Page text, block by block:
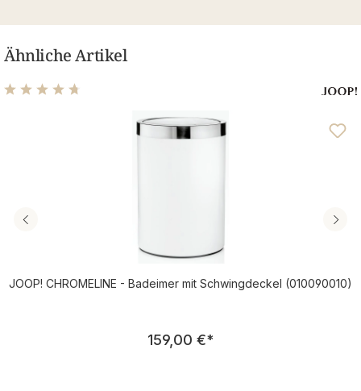
Ähnliche Artikel
JOOP! CHROMELINE - Badeimer mit Schwingdeckel (010090010)
Regulärer Preis:
159,00 €*